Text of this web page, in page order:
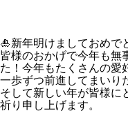
🎍新年明けましておめで
皆様のおかげで今年も無
た！今年もたくさんの愛
一歩ずつ前進してまいり
そして新しい年が皆様に
祈り申し上げます。